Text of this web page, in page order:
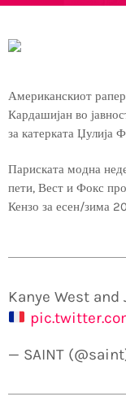
Американскиот
Кардашијан во
за катерката Џулија
Париската модна
пети, Вест и Фокс
Кензо за есен/зима
Kanye West
— SAINT